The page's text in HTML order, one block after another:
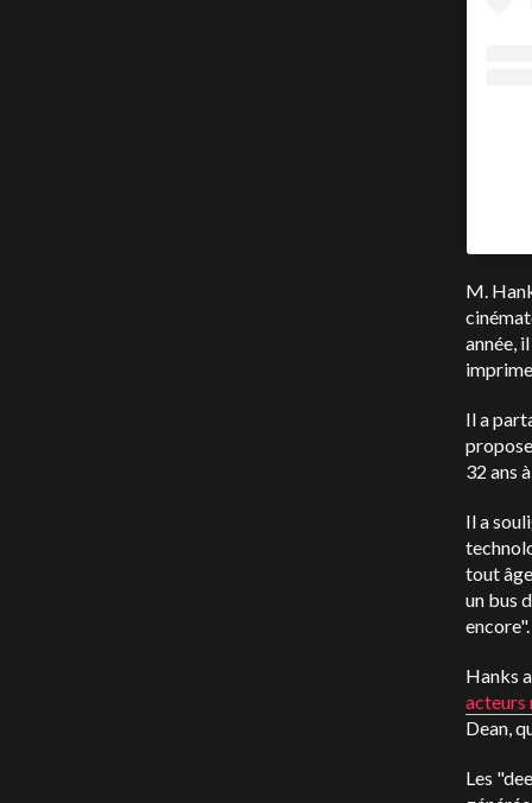
M.
année,
Il a
32 ans
Il a
tout
un bus
encore".
Hanks
acteurs
Dean,
Les